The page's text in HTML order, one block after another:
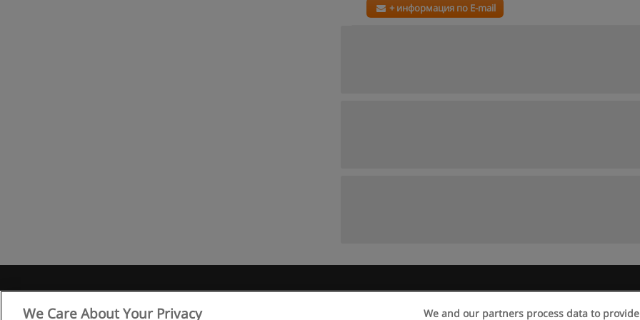
+ информация по E-mail
We Care About Your Privacy We and our partners process data to